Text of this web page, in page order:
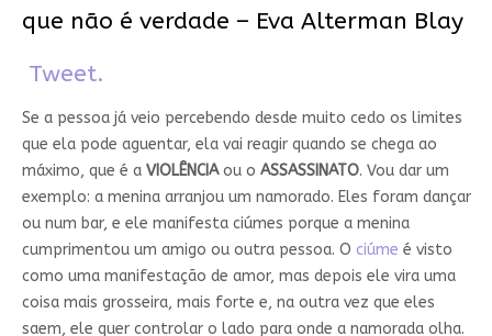
que não é verdade – Eva Alterman Blay
Tweet.
Se a pessoa já veio percebendo desde muito cedo os limites
que ela pode aguentar, ela vai reagir quando se chega ao
máximo, que é a VIOLÊNCIA ou o ASSASSINATO. Vou dar um
exemplo: a menina arranjou um namorado. Eles foram dançar
ou num bar, e ele manifesta ciúmes porque a menina
cumprimentou um amigo ou outra pessoa. O ciúme é visto
como uma manifestação de amor, mas depois ele vira uma
coisa mais grosseira, mais forte e, na outra vez que eles
saem, ele quer controlar o lado para onde a namorada olha.